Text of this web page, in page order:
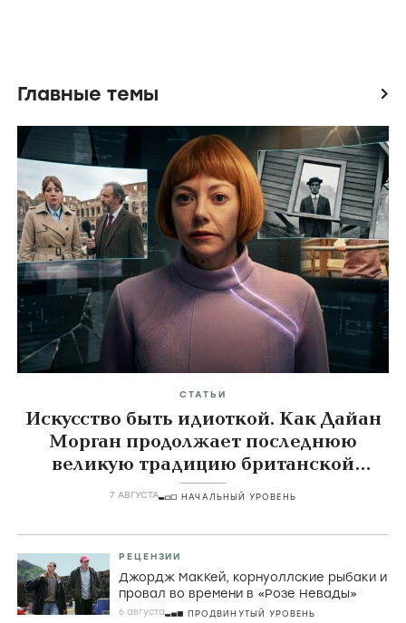
Главные темы icon
СТАТЬИ
Искусство быть идиоткой. Как Дайан
Морган продолжает последнюю
великую традицию британской
комедии
7 АВГУСТА НАЧАЛЬНЫЙ УРОВЕНЬ
РЕЦЕНЗИИ
Джордж МакКей, корнуоллские рыбаки и
провал во времени в «Розе Невады»
6 августа ПРОДВИНУТЫЙ УРОВЕНЬ